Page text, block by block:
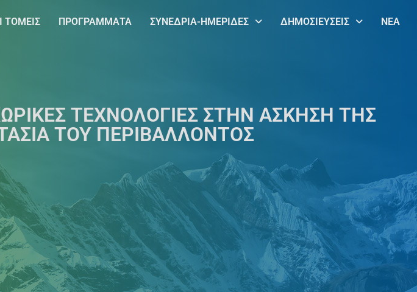
ΤΟΜΕΙΣ ΠΡΟΓΡΑΜΜΑΤΑ ΣΥΝΕΔΡΙΑ-ΗΜΕΡΙΔΕΣ ΔΗΜΟΣΙΕΥΣΕΙΣ ΝΕΑ
ΤΕΧΝΟΛΟΓΙΕΣ ΣΤΗΝ ΑΣΚΗΣΗ ΤΗΣ
ΤΟΥ ΠΕΡΙΒΑΛΛΟΝΤΟΣ